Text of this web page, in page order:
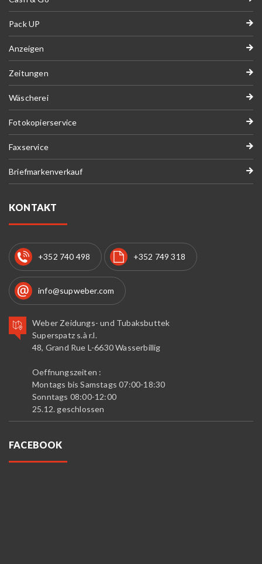
Pack UP
Anzeigen
Zeitungen
Wäscherei
Fotokopierservice
Faxservice
Briefmarkenverkauf
KONTAKT
+352 740 498 +352 749 318
info@supweber.com
Weber Zeidungs- und Tubaksbuttek
Superspatz s.à r.l.
48, Grand Rue L-6630 Wasserbillig
Oeffnungszeiten :
Montags bis Samstags 07:00-18:30
Sonntags 08:00-12:00
25.12. geschlossen
FACEBOOK